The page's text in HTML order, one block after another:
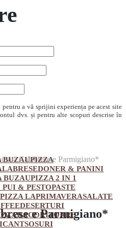
a vă sprijini experiența pe acest site
dvs. și pentru alte scopuri descrise în
PIZZA
DONER & PANINI
PIZZA 2 IN 1
PASTE
SALATE
DESERTURI
RACORITOARE
SOSURI
Calabrese e Parmigiano*
e Parmigiano*